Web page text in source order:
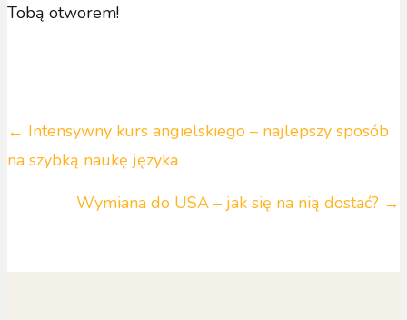
Tobą otworem!
Posts
navigation
← Intensywny kurs angielskiego – najlepszy sposób
na szybką naukę języka
Wymiana do USA – jak się na nią dostać? →